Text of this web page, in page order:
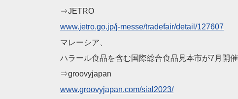
⇒JETRO
www.jetro.go.jp/j-messe/tradefair/detail/127607
マレーシア、
ハラール食品を含む国際総合食品見本市が7月開催
⇒groovyjapan
www.groovyjapan.com/sial2023/